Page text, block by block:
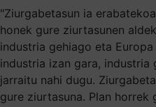
"Ziurgabetasun ia
honek gure ziurtasunen
industria gehiago eta
industria izan gara, industria
jarraitu nahi dugu.
gure ziurtasuna. Plan